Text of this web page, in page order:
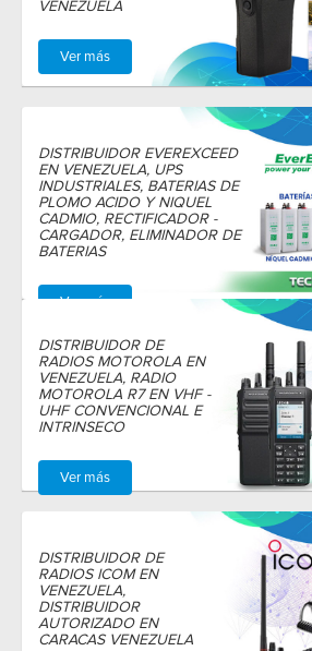
VENEZUELA
Ver más
DISTRIBUIDOR EVEREXCEED
EN VENEZUELA, UPS
INDUSTRIALES, BATERIAS DE
PLOMO ACIDO Y NIQUEL
CADMIO, RECTIFICADOR -
CARGADOR, ELIMINADOR DE
BATERIAS
Ver más
DISTRIBUIDOR DE
RADIOS MOTOROLA EN
VENEZUELA, RADIO
MOTOROLA R7 EN VHF -
UHF CONVENCIONAL E
INTRINSECO
Ver más
DISTRIBUIDOR DE
RADIOS ICOM EN
VENEZUELA,
DISTRIBUIDOR
AUTORIZADO EN
CARACAS VENEZUELA